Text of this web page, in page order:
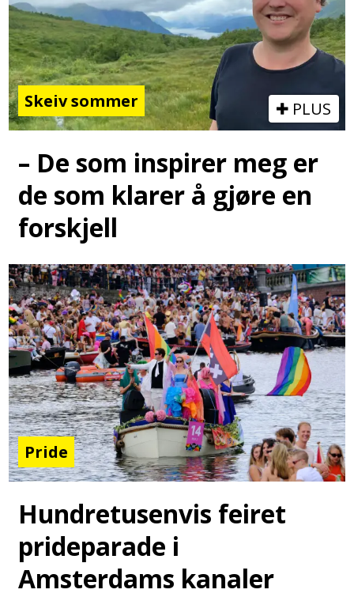
Skeiv sommer PLUS
– De som inspirer meg er
de som klarer å gjøre en
forskjell
Pride
Hundretusenvis feiret
prideparade i
Amsterdams kanaler